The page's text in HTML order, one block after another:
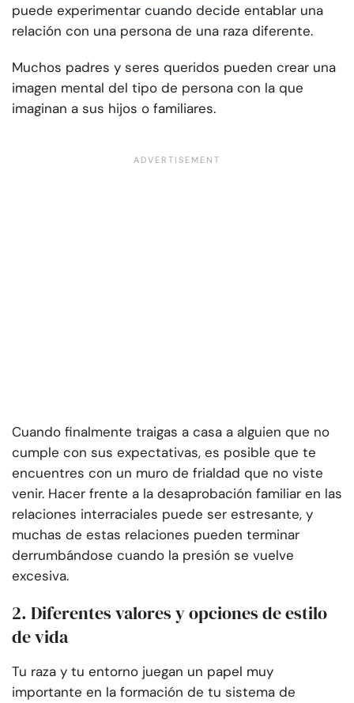
puede experimentar cuando decide entablar una
relación con una persona de una raza diferente.
Muchos padres y seres queridos pueden crear una
imagen mental del tipo de persona con la que
imaginan a sus hijos o familiares.
Cuando finalmente traigas a casa a alguien que no
cumple con sus expectativas, es posible que te
encuentres con un muro de frialdad que no viste
venir. Hacer frente a la desaprobación familiar en las
relaciones interraciales puede ser estresante, y
muchas de estas relaciones pueden terminar
derrumbándose cuando la presión se vuelve
excesiva.
2. Diferentes valores y opciones de estilo
de vida
Tu raza y tu entorno juegan un papel muy
importante en la formación de tu sistema de